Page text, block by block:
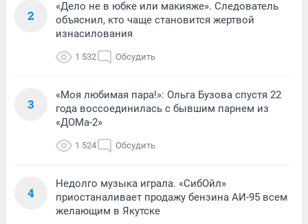
2
«Дело не в юбке или макияже». Следователь
объяснил, кто чаще становится жертвой
изнасилования
1 532 Обсудить
3
«Моя любимая пара!»: Ольга Бузова спустя 22
года воссоединилась с бывшим парнем из
«ДОМа-2»
1 524 Обсудить
4
Недолго музыка играла. «СибОйл»
приостаналивает продажу бензина АИ-95 всем
желающим в Якутске